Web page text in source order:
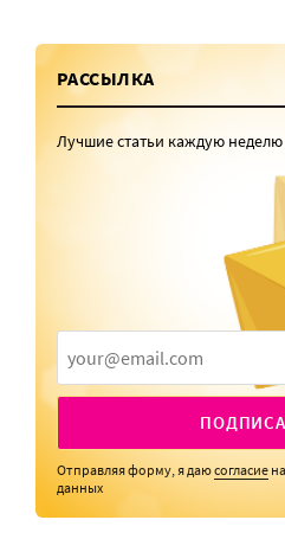
РАССЫЛКА
Лучшие статьи каждую
Отправляя форму, я даюсогласие
данных